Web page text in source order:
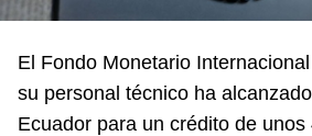
El Fondo Monetario
su personal técnico ha
Ecuador para un crédito de